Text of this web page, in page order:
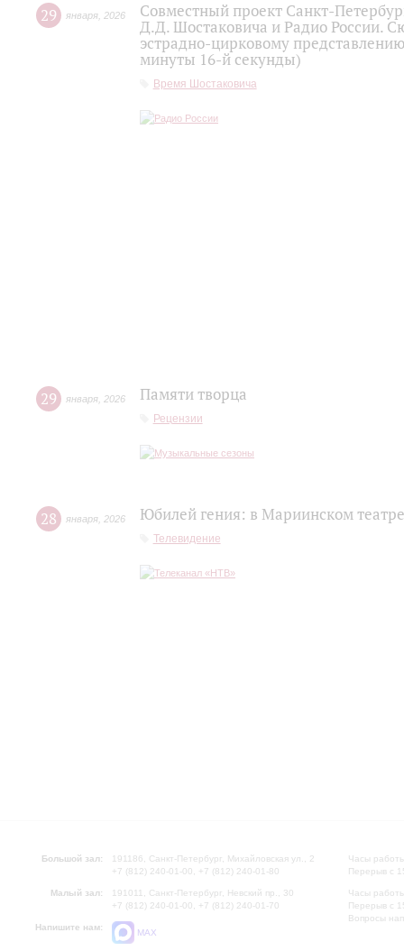
29 января 2026
Совместный проект Санкт-
Д.Д. Шостаковича и Радио России.
эстрадно-цирковому
минуты 16-й секунды)
Время Шостаковича
29 января 2026 Памяти творца
Рецензии
28 января 2026 Юбилей гения: в Мариинском
Телевидение
Большой зал:
191186, Санкт-Петербург, Михайловская ул., 2
+7 (812) 240-01-00, +7 (812) 240-01-80
Малый зал:
191011, Санкт-Петербург, Невский пр., 30
+7 (812) 240-01-00, +7 (812) 240-01-70
Напишите нам:
MAX
Часы
Перерыв с
Часы
Перерыв с
Вопросы